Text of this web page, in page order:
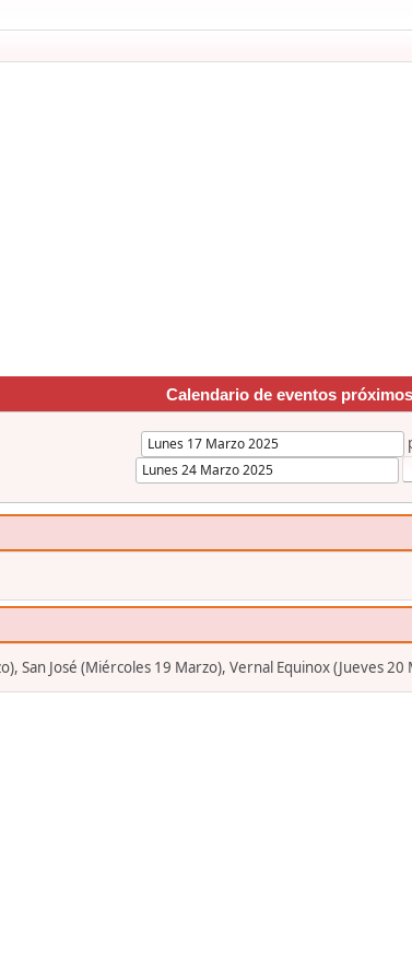
Calendario de eventos próximos
San José (Miércoles 19 Marzo), Vernal Equinox (Jueves 20